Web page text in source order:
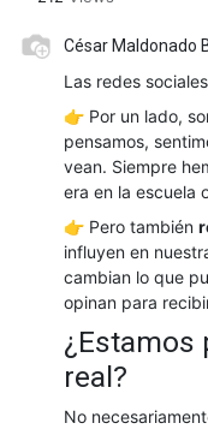
César Maldonado
Las redes
👉 Por un lado,
pensamos,
vean. Siempre
era en la escuela
👉 Pero también
influyen en
cambian lo que
opinan para
¿Estamos
real?
No